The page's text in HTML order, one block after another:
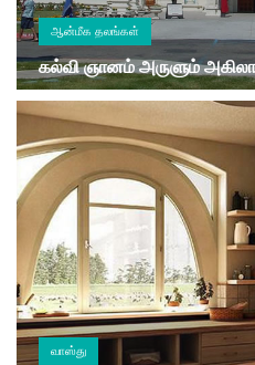
ஆன்மீக தலங்கள்
கல்வி ஞானம் அருளும்
வாஸ்து